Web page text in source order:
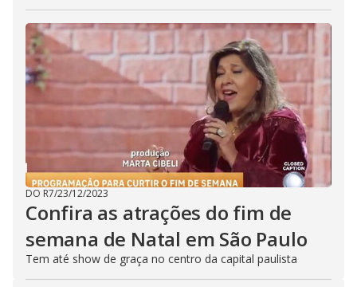
DO R7/23/12/2023
Confira as atrações do fim de
semana de Natal em São Paulo
Tem até show de graça no centro da capital paulista